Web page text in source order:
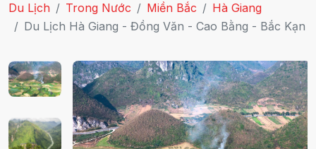
Du Lịch Trong Nước Miền Bắc
Hà Giang
Du Lịch Hà Giang - Đồng Văn - Cao Bằng - Bắc Kạn